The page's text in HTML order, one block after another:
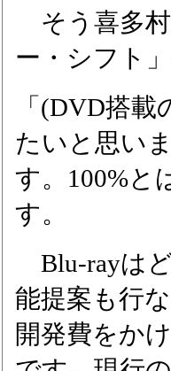
そう喜多村
ー・シフト
「(DVD搭
たいと思い
す。100%と
す。
Blu-rayは
能提案も行
開発費をか